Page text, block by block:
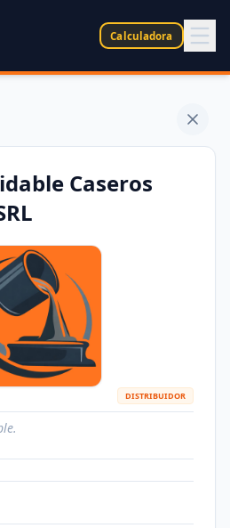
Calculadora
Caseros
DISTRIBUIDOR